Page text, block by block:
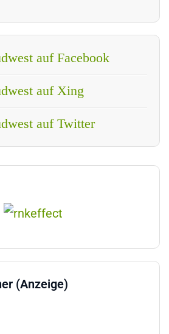
auf Facebook
auf Xing
auf Twitter
(Anzeige)